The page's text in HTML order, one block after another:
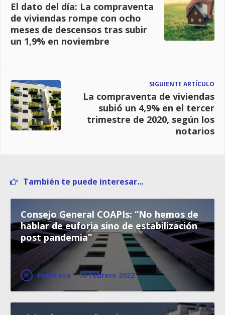
El dato del día: La compraventa
de viviendas rompe con ocho
meses de descensos tras subir
un 1,9% en noviembre
SIGUIENTE ARTÍCULO
La compraventa de viviendas
subió un 4,9% en el tercer
trimestre de 2020, según los
notarios
También te puede interesar...
Consejo General COAPIs: “No hemos de
hablar de euforia sino de estabilización
post pandemia”
Fotocasa · 16 febrero 2022